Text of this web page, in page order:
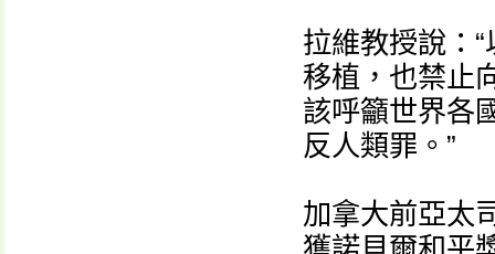
拉維教授說：
移植，也禁止
該呼籲世界各
反人類罪。”
加拿大前亞太